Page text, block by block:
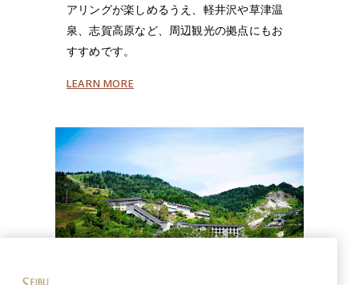
アリングが楽しめるうえ、軽井沢や草津温
泉、志賀高原など、周辺観光の拠点にもお
すすめです。
LEARN MORE